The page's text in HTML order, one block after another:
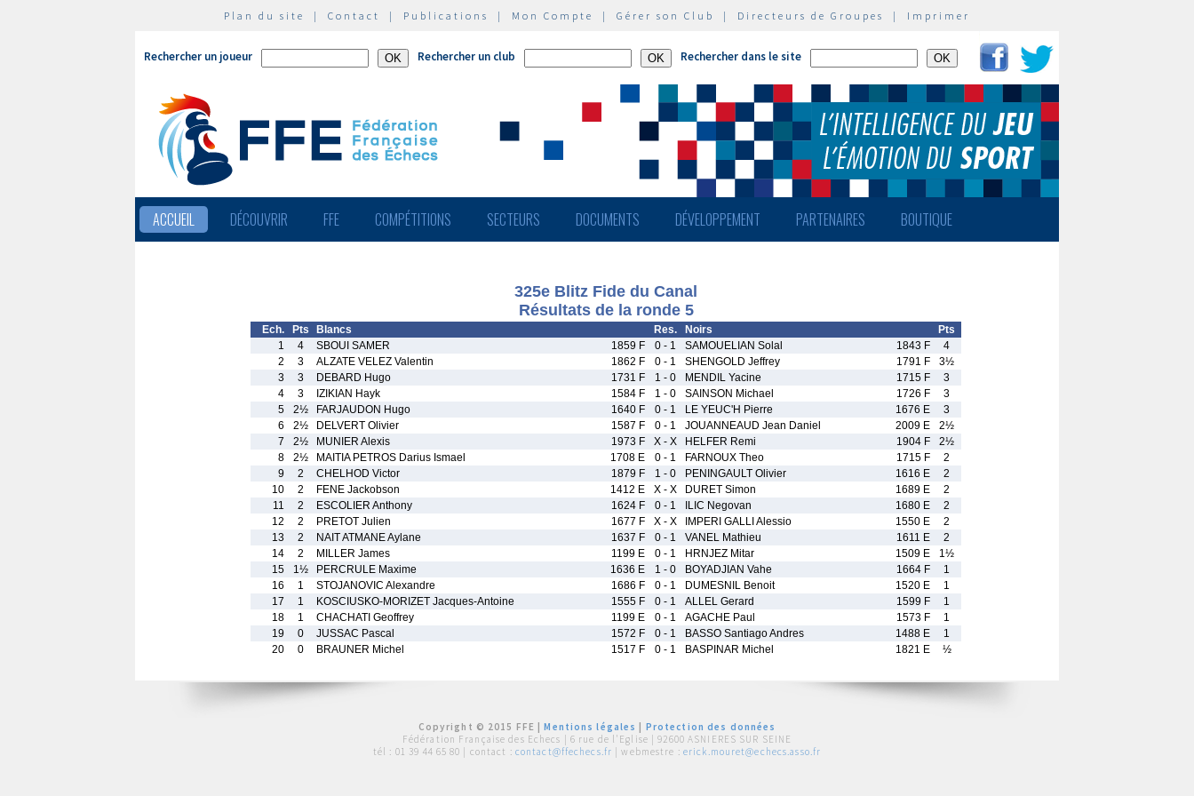
Plan du site | Contact | Publications | Mon Compte | Gérer son Club | Directeurs de Groupes | Imprimer
Rechercher un joueur Rechercher un club Rechercher dans le site
ACCUEIL DÉCOUVRIR FFE COMPÉTITIONS SECTEURS DOCUMENTS DÉVELOPPEMENT PARTENAIRES BOUTIQUE
325e Blitz Fide du Canal
Résultats de la ronde 5
Ech. Pts Blancs Res. Noirs
Pts
1
4 SBOUI SAMER 1859 F 0 - 1 SAMOUELIAN Solal 1843 F
4
2
3 ALZATE VELEZ Valentin 1862 F 0 - 1 SHENGOLD Jeffrey 1791 F
3½
3
3 DEBARD Hugo 1731 F 1 - 0 MENDIL Yacine 1715 F
3
4
3 IZIKIAN Hayk 1584 F 1 - 0 SAINSON Michael 1726 F
3
5
2½ FARJAUDON Hugo 1640 F 0 - 1 LE YEUC'H Pierre 1676 E
3
6
2½ DELVERT Olivier 1587 F 0 - 1 JOUANNEAUD Jean Daniel 2009 E
2½
7
2½ MUNIER Alexis 1973 F X - X HELFER Remi 1904 F
2½
8
2½ MAITIA PETROS Darius Ismael 1708 E 0 - 1 FARNOUX Theo 1715 F
2
9
2 CHELHOD Victor 1879 F 1 - 0 PENINGAULT Olivier 1616 E
2
10
2 FENE Jackobson 1412 E X - X DURET Simon 1689 E
2
11
2 ESCOLIER Anthony 1624 F 0 - 1 ILIC Negovan 1680 E
2
12
2 PRETOT Julien 1677 F X - X IMPERI GALLI Alessio 1550 E
2
13
2 NAIT ATMANE Aylane 1637 F 0 - 1 VANEL Mathieu 1611 E
2
14
2 MILLER James 1199 E 0 - 1 HRNJEZ Mitar 1509 E
1½
15
1½ PERCRULE Maxime 1636 E 1 - 0 BOYADJIAN Vahe 1664 F
1
16
1 STOJANOVIC Alexandre 1686 F 0 - 1 DUMESNIL Benoit 1520 E
1
17
1 KOSCIUSKO-MORIZET Jacques-Antoine 1555 F 0 - 1 ALLEL Gerard 1599 F
1
18
1 CHACHATI Geoffrey 1199 E 0 - 1 AGACHE Paul 1573 F
1
19
0 JUSSAC Pascal 1572 F 0 - 1 BASSO Santiago Andres 1488 E
1
20
0 BRAUNER Michel 1517 F 0 - 1 BASPINAR Michel 1821 E ½
Copyright © 2015 FFE |Mentions légales
Protection des données
Fédération Française des Echecs | 6 rue de l'Eglise | 92600 ASNIERES SUR SEINE
tél : 01 39 44 65 80 | contact : contact@ffechecs.fr | webmestre : erick.mouret@echecs.asso.fr